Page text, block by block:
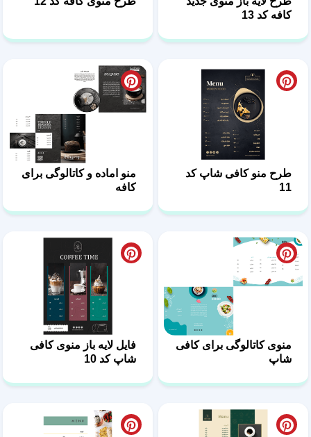
کافه کد 13
طرح منو کافی شاپ کد
11
منو اماده و کاتالوگی برای
کافه
منوی کاتالوگی برای کافی
شاپ
فایل لایه باز منوی کافی
شاپ کد 10